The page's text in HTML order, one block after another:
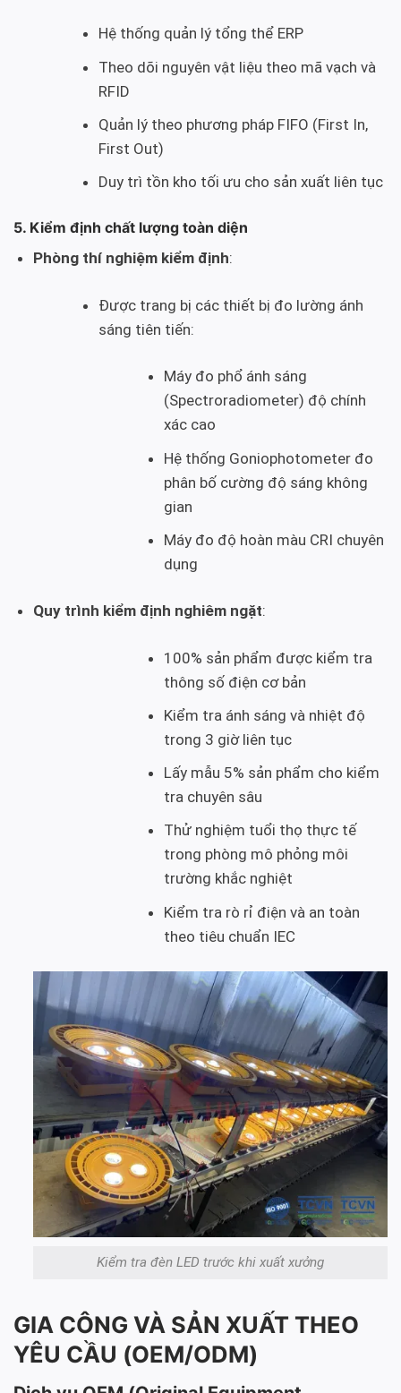
Hệ thống quản lý tổng thể ERP
Theo dõi nguyên vật liệu theo mã vạch và
RFID
Quản lý theo phương pháp FIFO (First In,
First Out)
Duy trì tồn kho tối ưu cho sản xuất liên tục
5. Kiểm định chất lượng toàn diện
Phòng thí nghiệm kiểm định:
Được trang bị các thiết bị đo lường ánh
sáng tiên tiến:
Máy đo phổ ánh sáng
(Spectroradiometer) độ chính
xác cao
Hệ thống Goniophotometer đo
phân bố cường độ sáng không
gian
Máy đo độ hoàn màu CRI chuyên
dụng
Quy trình kiểm định nghiêm ngặt:
100% sản phẩm được kiểm tra
thông số điện cơ bản
Kiểm tra ánh sáng và nhiệt độ
trong 3 giờ liên tục
Lấy mẫu 5% sản phẩm cho kiểm
tra chuyên sâu
Thử nghiệm tuổi thọ thực tế
trong phòng mô phỏng môi
trường khắc nghiệt
Kiểm tra rò rỉ điện và an toàn
theo tiêu chuẩn IEC
Kiểm tra đèn LED trước khi xuất xưởng
GIA CÔNG VÀ SẢN XUẤT THEO
YÊU CẦU (OEM/ODM)